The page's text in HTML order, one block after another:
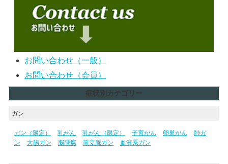
お問い合わせ（一般）
お問い合わせ（会員）
症状別カテゴリー
ガン
ガン（限定） 乳がん 乳がん（限定） 子宮がん 卵巣がん
肺ガ
ン
大腸ガン 脳腫瘍 前立腺ガン 血液系ガン